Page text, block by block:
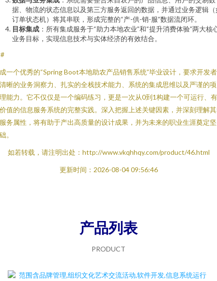
据、物流的状态信息以及第三方服务返回的数据，并通过业务逻辑（
订单状态机）将其串联，形成完整的“产-供-销-服”数据流闭环。
目标集成 ：所有集成服务于“助力本地农业”和“提升消费体验”两大核
业务目标，实现信息技术与实体经济的有效结合。
一个优秀的“Spring Boot本地助农产品销售系统”毕业设计，要求开发
晰的业务洞察力、扎实的全栈技术能力、系统的集成思维以及严谨的
能力。它不仅仅是一个编码练习，更是一次从0到1构建一个可运行、
值的信息服务系统的完整实践。深入把握上述关键因素，并深刻理解
务属性，将有助于产出高质量的设计成果，并为未来的职业生涯奠定
。
如若转载，请注明出处：http://www.vkqhhqy.com/product/46.html
更新时间：2026-08-04 09:56:46
产品列表
PRODUCT